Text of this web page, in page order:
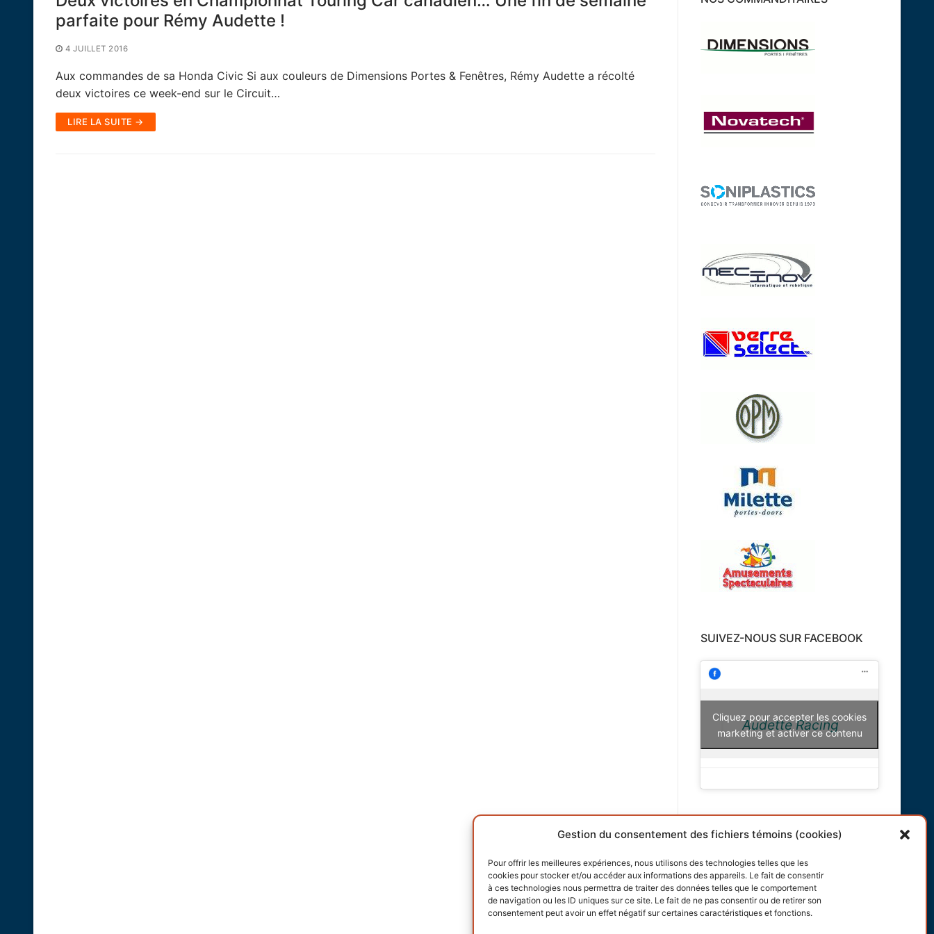
Gestion du consentement des fichiers témoins (cookies)
Pour offrir les meilleures expériences, nous utilisons des technologies telles que les
cookies pour stocker et/ou accéder aux informations des appareils. Le fait de consentir
à ces technologies nous permettra de traiter des données telles que le comportement
de navigation ou les ID uniques sur ce site. Le fait de ne pas consentir ou de retirer son
consentement peut avoir un effet négatif sur certaines caractéristiques et fonctions.
parfaite pour Rémy Audette !
4 JUILLET 2016
Aux commandes de sa Honda Civic Si aux couleurs de Dimensions Portes & Fenêtres, Rémy Audette a récolté
deux victoires ce week-end sur le Circuit…
LIRE LA SUITE →
SUIVEZ-NOUS SUR FACEBOOK
Audette Racing
Cliquez pour accepter les cookies
marketing et activer ce contenu
INFORMATIONS
Conditions générales
Politique de cookies